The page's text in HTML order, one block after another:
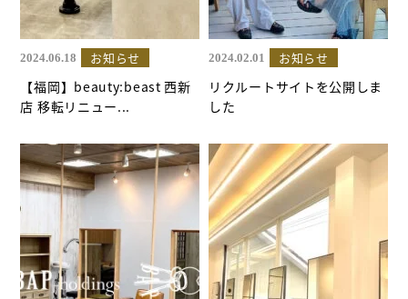
2024.06.18 お知らせ
【福岡】beauty:beast 西新
店 移転リニュー...
2024.02.01 お知らせ
リクルートサイトを公開しま
した